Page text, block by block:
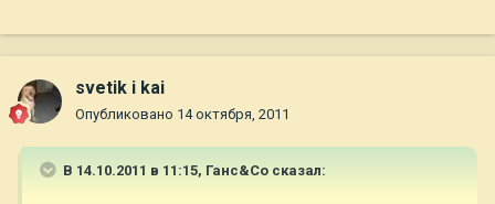
svetik i kai
Опубликовано 14 октября, 2011
В 14.10.2011 в 11:15, Ганс&Co сказал: